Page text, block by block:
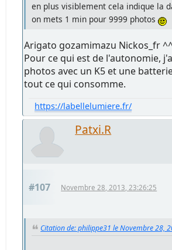
en plus visiblement cela indique la
on mets 1 min pour 9999 photos
Arigato gozamimazu Nickos_fr
Pour ce qui est de l'autonomie,
photos avec un K5 et une
tout ce qui consomme.
https://labellelumiere.fr/
Patxi.R
#107 Novembre 28, 2013, 23:26:25
Citation de: philippe31 le Novembre 28,